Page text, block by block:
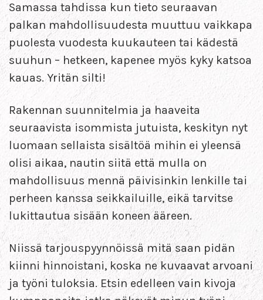
Samassa tahdissa kun tieto seuraavan
palkan mahdollisuudesta muuttuu vaikkapa
puolesta vuodesta kuukauteen tai kädestä
suuhun – hetkeen, kapenee myös kyky katsoa
kauas. Yritän silti!
Rakennan suunnitelmia ja haaveita
seuraavista isommista jutuista, keskityn nyt
luomaan sellaista sisältöä mihin ei yleensä
olisi aikaa, nautin siitä että mulla on
mahdollisuus mennä päivisinkin lenkille tai
perheen kanssa seikkailuille, eikä tarvitse
lukittautua sisään koneen ääreen.
Niissä tarjouspyynnöissä mitä saan pidän
kiinni hinnoistani, koska ne kuvaavat arvoani
ja työni tuloksia. Etsin edelleen vain kivoja